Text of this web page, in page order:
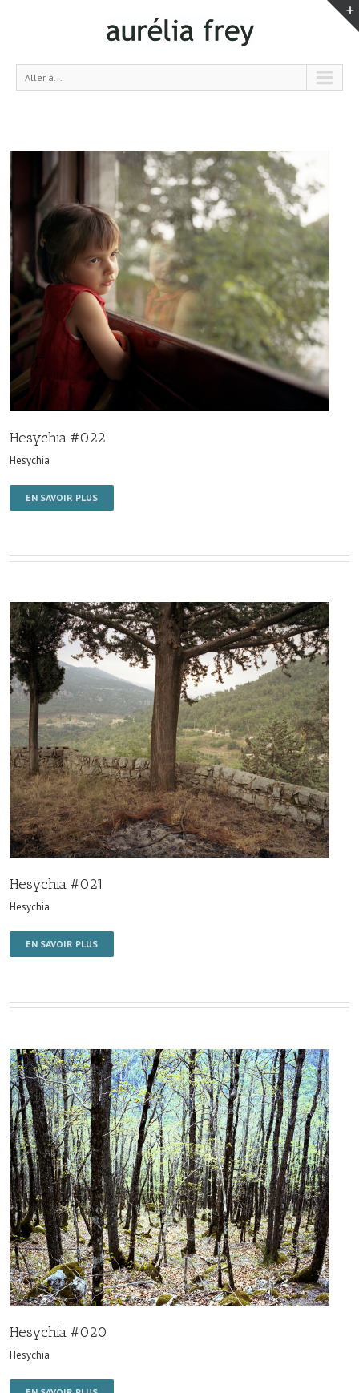
Aller à...
Hesychia #022
Hesychia
EN SAVOIR PLUS
Hesychia #021
Hesychia
EN SAVOIR PLUS
Hesychia #020
Hesychia